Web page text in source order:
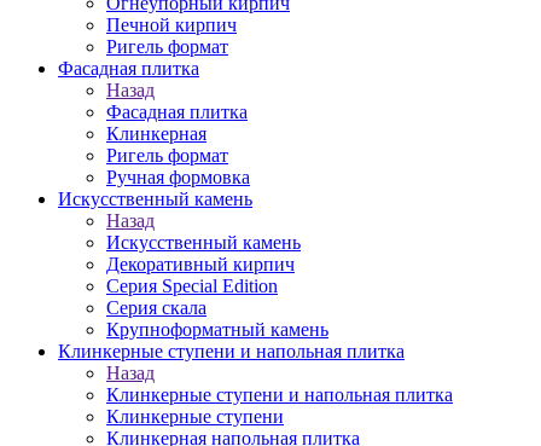
Печной кирпич
Ригель формат
Фасадная плитка
Назад
Фасадная плитка
Клинкерная
Ригель формат
Ручная формовка
Искусственный камень
Назад
Искусственный камень
Декоративный кирпич
Серия Special Edition
Серия скала
Крупноформатный камень
Клинкерные ступени и напольная плитка
Назад
Клинкерные ступени и напольная плитка
Клинкерные ступени
Клинкерная напольная плитка